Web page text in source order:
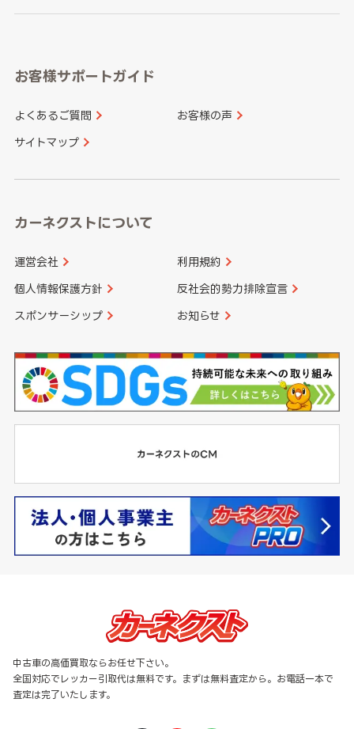
愛知県
和歌山県
山口県
香川県 愛媛県
長崎県
大分県 宮崎県
お客様サポートガイド
よくあるご質問 お客様の声
サイトマップ
カーネクストについて
運営会社 利用規約
個人情報保護方針 反社会的勢力排除宣言
スポンサーシップ お知らせ
中古車の高価買取ならお任せ下さい。
全国対応でレッカー引取代は無料です。まずは無料査定から。お電話一本で
査定は完了いたします。